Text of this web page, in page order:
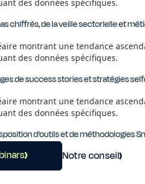
chiffrés, de la veille sectorielle et
de success stories et stratégies
d’outils et de méthodologies
Notre conseil